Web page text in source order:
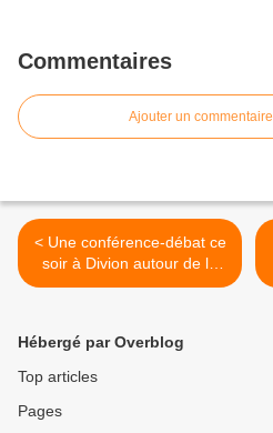
Commentaires
Ajouter un commentaire
< Une conférence-débat ce
soir à Divion autour de la
déportation des Juifs du
Hébergé par Overblog
Top articles
Pages